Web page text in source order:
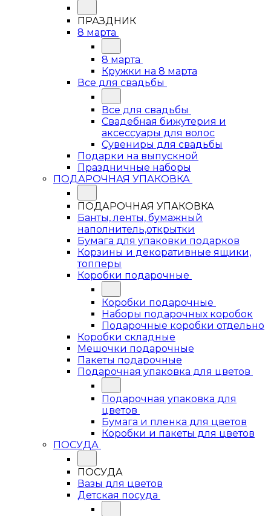
ПРАЗДНИК
8 марта
8 марта
Кружки на 8 марта
Все для свадьбы
Все для свадьбы
Свадебная бижутерия и
аксессуары для волос
Сувениры для свадьбы
Подарки на выпускной
Праздничные наборы
ПОДАРОЧНАЯ УПАКОВКА
ПОДАРОЧНАЯ УПАКОВКА
Банты, ленты, бумажный
наполнитель,открытки
Бумага для упаковки подарков
Корзины и декоративные ящики,
топперы
Коробки подарочные
Коробки подарочные
Наборы подарочных коробок
Подарочные коробки отдельно
Коробки складные
Мешочки подарочные
Пакеты подарочные
Подарочная упаковка для цветов
Подарочная упаковка для
цветов
Бумага и пленка для цветов
Коробки и пакеты для цветов
ПОСУДА
ПОСУДА
Вазы для цветов
Детская посуда